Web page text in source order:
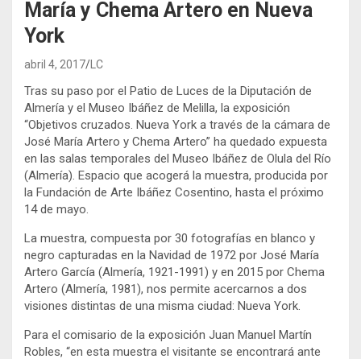
María y Chema Artero en Nueva
York
abril 4, 2017 LC
Tras su paso por el Patio de Luces de la Diputación de
Almería y el Museo Ibáñez de Melilla, la exposición
“Objetivos cruzados. Nueva York a través de la cámara de
José María Artero y Chema Artero” ha quedado expuesta
en las salas temporales del Museo Ibáñez de Olula del Río
(Almería). Espacio que acogerá la muestra, producida por
la Fundación de Arte Ibáñez Cosentino, hasta el próximo
14 de mayo.
La muestra, compuesta por 30 fotografías en blanco y
negro capturadas en la Navidad de 1972 por José María
Artero García (Almería, 1921-1991) y en 2015 por Chema
Artero (Almería, 1981), nos permite acercarnos a dos
visiones distintas de una misma ciudad: Nueva York.
Para el comisario de la exposición Juan Manuel Martín
Robles, “en esta muestra el visitante se encontrará ante